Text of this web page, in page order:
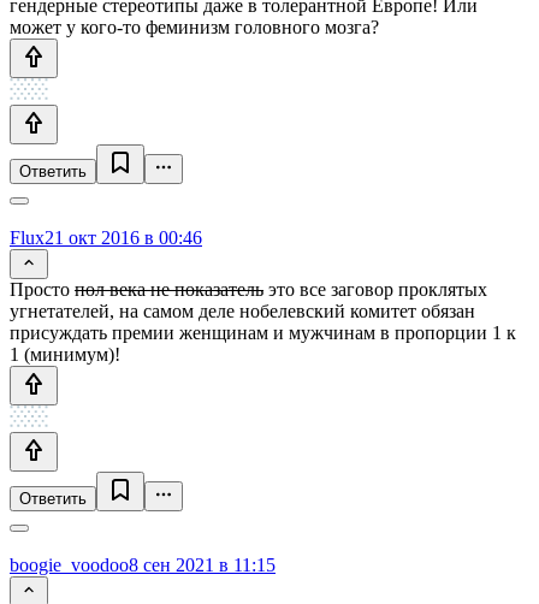
гендерные стереотипы даже в толерантной Европе! Или
может у кого-то феминизм головного мозга?
Ответить
Flux21 окт 2016 в 00:46
Просто пол века не показатель это все заговор проклятых
угнетателей, на самом деле нобелевский комитет обязан
присуждать премии женщинам и мужчинам в пропорции 1 к
1 (минимум)!
Ответить
boogie_voodoo8 сен 2021 в 11:15